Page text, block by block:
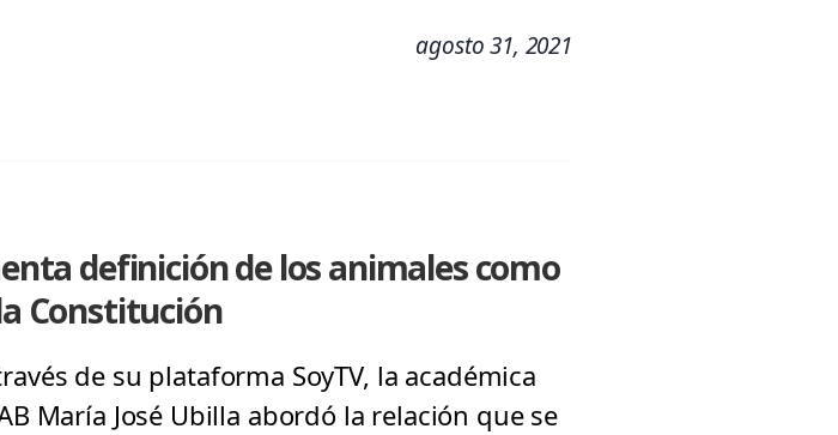
agosto 31, 2021
definición de los animales como
Constitución
de su plataforma SoyTV, la académica
María José Ubilla abordó la relación que se